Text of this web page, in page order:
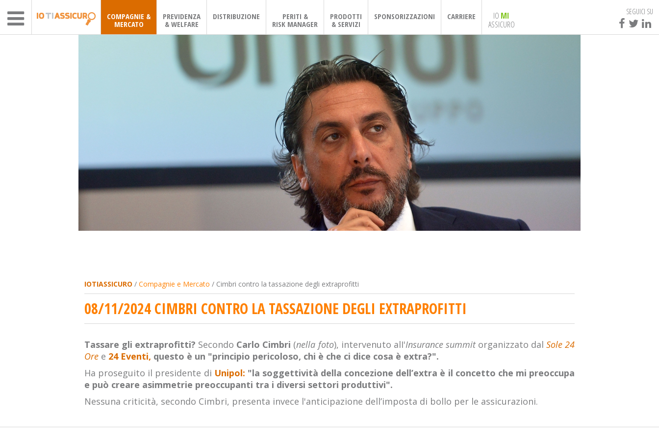
COMPAGNIE &
MERCATO
PREVIDENZA
& WELFARE
DISTRIBUZIONE
PERITI &
RISK MANAGER
PRODOTTI
& SERVIZI
SPONSORIZZAZIONI CARRIERE IO MI
ASSICURO
SEGUICI SU
IOTIASSICURO / Compagnie e Mercato / Cimbri contro la tassazione degli extraprofitti
08/11/2024 CIMBRI CONTRO LA TASSAZIONE DEGLI EXTRAPROFITTI
Tassare gli extraprofitti? Secondo Carlo Cimbri (nella foto), intervenuto alI'Insurance summit organizzato dalSole 24
Ore e 24 Eventi, questo è un "principio pericoloso, chi è che ci dice cosa è extra?".
Ha proseguito il presidente di Unipol: "la soggettività della concezione dell’extra è il concetto che mi preoccupa
e può creare asimmetrie preoccupanti tra i diversi settori produttivi".
Nessuna criticità, secondo Cimbri, presenta invece l'anticipazione dell’imposta di bollo per le assicurazioni.